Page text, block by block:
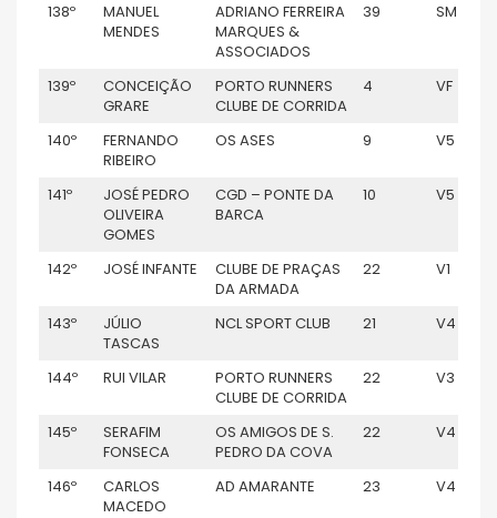
138º
MANUEL
MENDES
ADRIANO FERREIRA
MARQUES &
ASSOCIADOS
39 SM
139º
CONCEIÇÃO
GRARE
PORTO RUNNERS
CLUBE DE CORRIDA
4 VF
140º
FERNANDO
RIBEIRO
OS ASES 9 V5
141º
JOSÉ PEDRO
OLIVEIRA
GOMES
CGD – PONTE DA
BARCA
10 V5
142º JOSÉ INFANTE
CLUBE DE PRAÇAS
DA ARMADA
22 V1
143º
JÚLIO
TASCAS
NCL SPORT CLUB 21 V4
144º RUI VILAR
PORTO RUNNERS
CLUBE DE CORRIDA
22 V3
145º
SERAFIM
FONSECA
OS AMIGOS DE S.
PEDRO DA COVA
22 V4
146º
CARLOS
MACEDO
AD AMARANTE 23 V4